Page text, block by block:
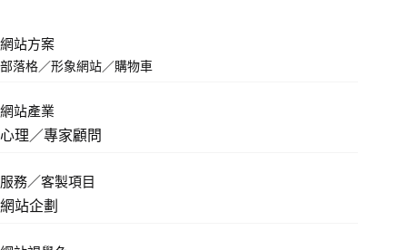
網站方案
部落格／形象網站／購物車
網站產業
心理／專家顧問
服務／客製項目
網站企劃